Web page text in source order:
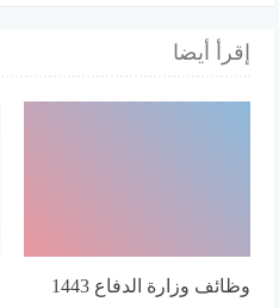
إقرأ أيضا
وظائف وزارة الدفاع 1443